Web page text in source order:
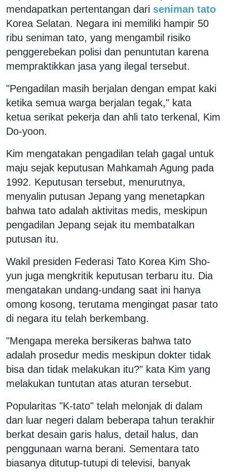
mendapatkan pertentangan dari seniman tato
Korea Selatan. Negara ini memiliki hampir 50
ribu seniman tato, yang mengambil risiko
penggerebekan polisi dan penuntutan karena
mempraktikkan jasa yang ilegal tersebut.
"Pengadilan masih berjalan dengan empat kaki
ketika semua warga berjalan tegak," kata
ketua serikat pekerja dan ahli tato terkenal, Kim
Do-yoon.
Kim mengatakan pengadilan telah gagal untuk
maju sejak keputusan Mahkamah Agung pada
1992. Keputusan tersebut, menurutnya,
menyalin putusan Jepang yang menetapkan
bahwa tato adalah aktivitas medis, meskipun
pengadilan Jepang sejak itu membatalkan
putusan itu.
Wakil presiden Federasi Tato Korea Kim Sho-
yun juga mengkritik keputusan terbaru itu. Dia
mengatakan undang-undang saat ini hanya
omong kosong, terutama mengingat pasar tato
di negara itu telah berkembang.
"Mengapa mereka bersikeras bahwa tato
adalah prosedur medis meskipun dokter tidak
bisa dan tidak melakukan itu?" kata Kim yang
melakukan tuntutan atas aturan tersebut.
Popularitas "K-tato" telah melonjak di dalam
dan luar negeri dalam beberapa tahun terakhir
berkat desain garis halus, detail halus, dan
penggunaan warna berani. Sementara tato
biasanya ditutup-tutupi di televisi, banyak